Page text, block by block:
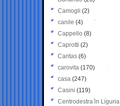
Camogli (2)
canile (4)
Cappello (8)
Caprotti (2)
Caritas (6)
carovita (170)
casa (247)
Casini (119)
Centrodestra in Liguria